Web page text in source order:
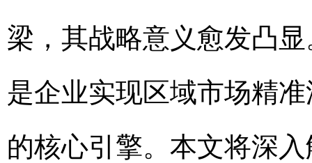
梁，其战略意义愈发凸
是企业实现区域市场精
的核心引擎。本文将深